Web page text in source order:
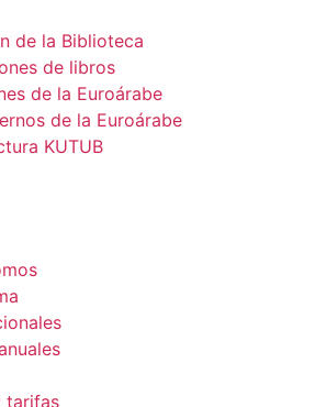
de la Biblioteca
de libros
de la Euroárabe
de la Euroárabe
KUTUB
tarifas